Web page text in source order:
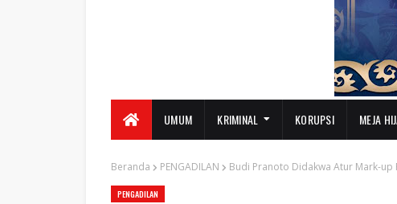
UMUM KRIMINAL KORUPSI MEJA
Beranda PENGADILAN Budi Pranoto Didakwa Atur Mark-
PENGADILAN